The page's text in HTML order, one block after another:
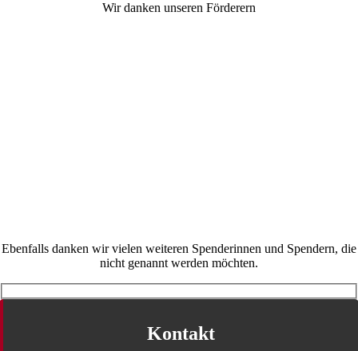
Wir danken unseren Förderern
Ebenfalls danken wir vielen weiteren Spenderinnen und Spendern, die
nicht genannt werden möchten.
Kontakt